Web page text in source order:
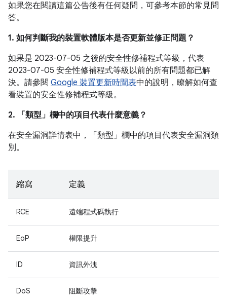
如果您在閱讀這篇公告後有任何疑問，可參考本節的常見問
答。
1. 如何判斷我的裝置軟體版本是否更新並修正問題？
如果是 2023-07-05 之後的安全性修補程式等級，代表
2023-07-05 安全性修補程式等級以前的所有問題都已解
決。請參閱 Google 裝置更新時間表中的說明，瞭解如何查
看裝置的安全性修補程式等級。
2. 「類型」 欄中的項目代表什麼意義？
在安全漏洞詳情表中，「類型」 欄中的項目代表安全漏洞類
別。
縮寫 定義
RCE 遠端程式碼執行
EoP 權限提升
ID 資訊外洩
DoS 阻斷攻擊